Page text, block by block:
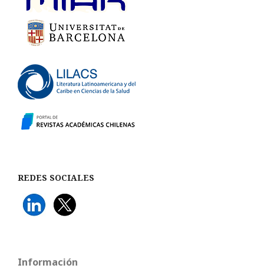
REDES SOCIALES
Información